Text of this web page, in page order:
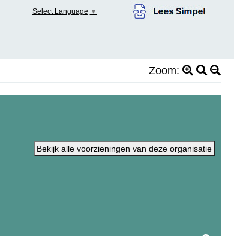
Select Language ▼
Zoom:
Bekijk alle voorzieningen van deze organisatie